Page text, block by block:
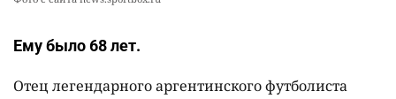
Ему было 68 лет.
Отец легендарного аргентинского футболиста